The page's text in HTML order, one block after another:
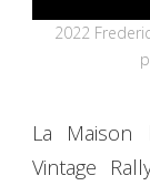
2022
La Maison
Vintage